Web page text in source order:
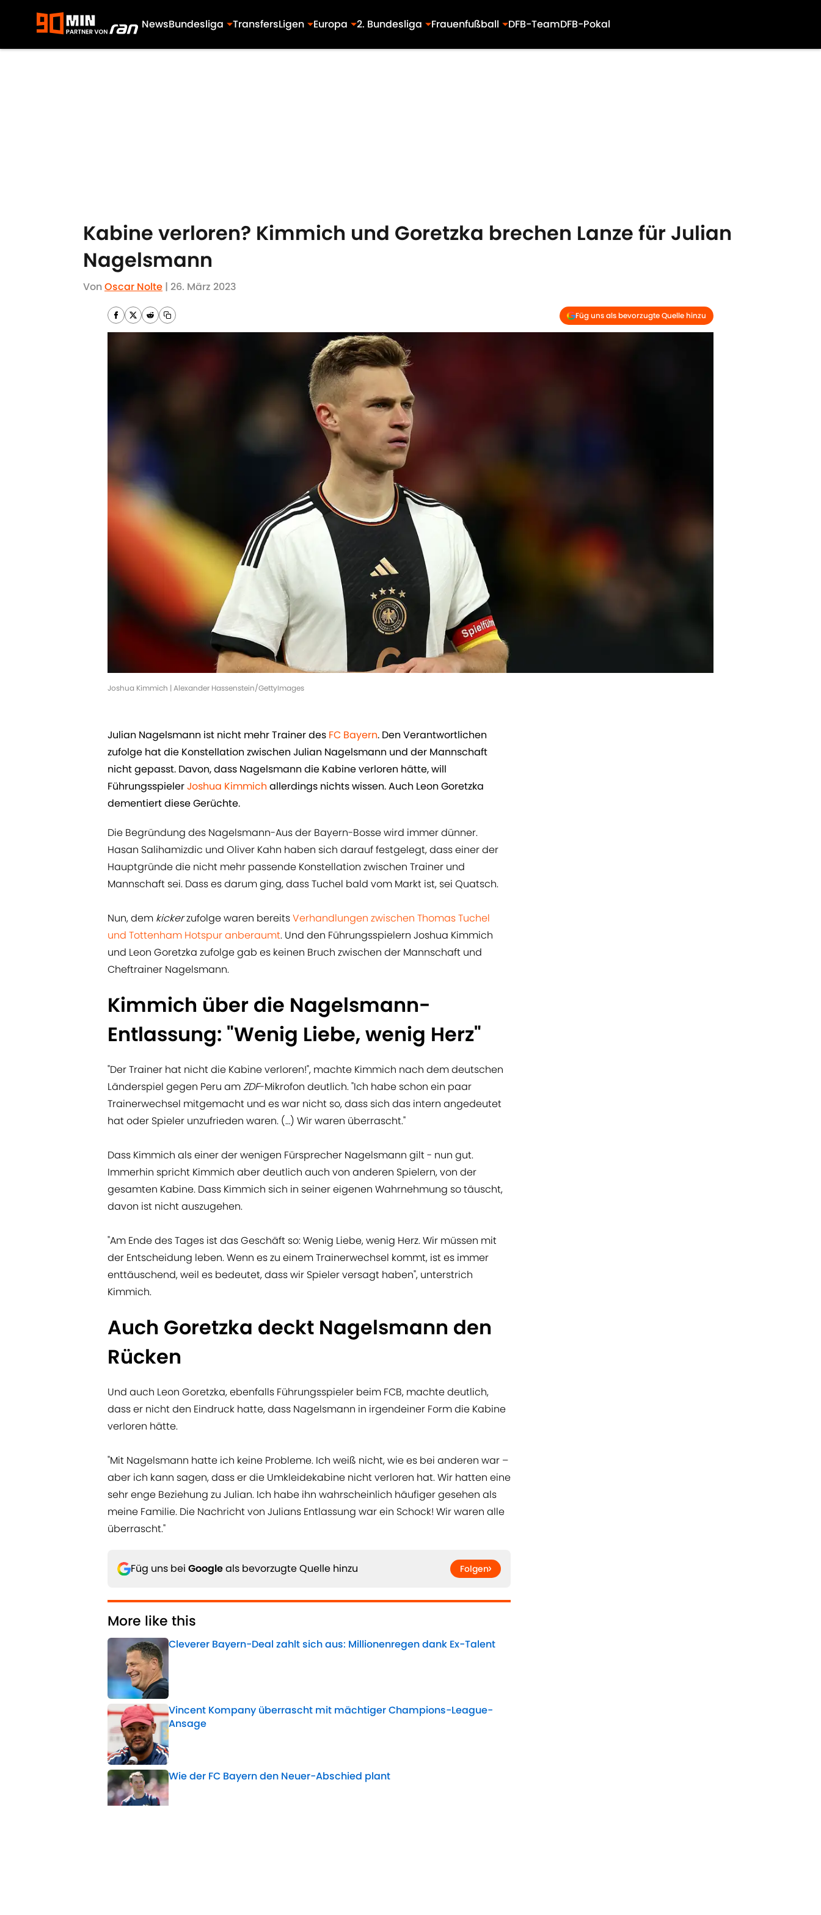
NewsBundesliga TransfersLigen Europa 2. Bundesliga Frauenfußball DFB-TeamDFB-Pokal
Kabine verloren? Kimmich und Goretzka brechen Lanze für Julian
Nagelsmann
VonOscar Nolte | 26. März 2023
Füg uns als bevorzugte Quelle hinzu
Joshua Kimmich | Alexander Hassenstein/GettyImages
Julian Nagelsmann ist nicht mehr Trainer des FC Bayern. Den Verantwortlichen
zufolge hat die Konstellation zwischen Julian Nagelsmann und der Mannschaft
nicht gepasst. Davon, dass Nagelsmann die Kabine verloren hätte, will
FührungsspielerJoshua Kimmich allerdings nichts wissen. Auch Leon Goretzka
dementiert diese Gerüchte.
Die Begründung des Nagelsmann-Aus der Bayern-Bosse wird immer dünner.
Hasan Salihamizdic und Oliver Kahn haben sich darauf festgelegt, dass einer der
Hauptgründe die nicht mehr passende Konstellation zwischen Trainer und
Mannschaft sei. Dass es darum ging, dass Tuchel bald vom Markt ist, sei Quatsch.
Nun, dem kickerzufolge waren bereitsVerhandlungen zwischen Thomas Tuchel
und Tottenham Hotspur anberaumt. Und den Führungsspielern Joshua Kimmich
und Leon Goretzka zufolge gab es keinen Bruch zwischen der Mannschaft und
Cheftrainer Nagelsmann.
Kimmich über die Nagelsmann-
Entlassung: "Wenig Liebe, wenig Herz"
"Der Trainer hat nicht die Kabine verloren!", machte Kimmich nach dem deutschen
Länderspiel gegen Peru amZDF-Mikrofon deutlich. "Ich habe schon ein paar
Trainerwechsel mitgemacht und es war nicht so, dass sich das intern angedeutet
hat oder Spieler unzufrieden waren. (…) Wir waren überrascht."
Dass Kimmich als einer der wenigen Fürsprecher Nagelsmann gilt - nun gut.
Immerhin spricht Kimmich aber deutlich auch von anderen Spielern, von der
gesamten Kabine. Dass Kimmich sich in seiner eigenen Wahrnehmung so täuscht,
davon ist nicht auszugehen.
"Am Ende des Tages ist das Geschäft so: Wenig Liebe, wenig Herz. Wir müssen mit
der Entscheidung leben. Wenn es zu einem Trainerwechsel kommt, ist es immer
enttäuschend, weil es bedeutet, dass wir Spieler versagt haben", unterstrich
Kimmich.
Auch Goretzka deckt Nagelsmann den
Rücken
Und auch Leon Goretzka, ebenfalls Führungsspieler beim FCB, machte deutlich,
dass er nicht den Eindruck hatte, dass Nagelsmann in irgendeiner Form die Kabine
verloren hätte.
"Mit Nagelsmann hatte ich keine Probleme. Ich weiß nicht, wie es bei anderen war –
aber ich kann sagen, dass er die Umkleidekabine nicht verloren hat. Wir hatten eine
sehr enge Beziehung zu Julian. Ich habe ihn wahrscheinlich häufiger gesehen als
meine Familie. Die Nachricht von Julians Entlassung war ein Schock! Wir waren alle
überrascht."
Füg uns bei Googleals bevorzugte Quelle hinzu Folgen
More like this
Cleverer Bayern-Deal zahlt sich aus: Millionenregen dank Ex-Talent
Published by on Invalid Date
Vincent Kompany überrascht mit mächtiger Champions-League-
Ansage
Published by on Invalid Date
Wie der FC Bayern den Neuer-Abschied plant
Published by on Invalid Date